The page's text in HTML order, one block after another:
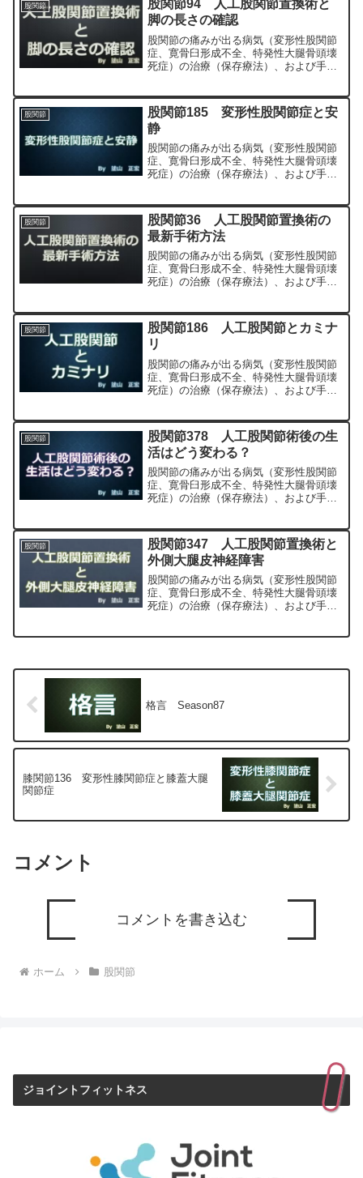
股関節
股関節94 人工股関節置換術と
脚の長さの確認
股関節の痛みが出る病気（変形性股関節
症、寛骨臼形成不全、特発性大腿骨頭壊
死症）の治療（保存療法）、および手術
科専門医（人工関節手術を専門）の塗山
正宏が色々と説明します。
股関節
股関節185 変形性股関節症と安
静
股関節の痛みが出る病気（変形性股関節
症、寛骨臼形成不全、特発性大腿骨頭壊
死症）の治療（保存療法）、および手術
科専門医（人工関節手術を専門）の塗山
正宏が色々と説明します。
股関節
股関節36 人工股関節置換術の
最新手術方法
股関節の痛みが出る病気（変形性股関節
症、寛骨臼形成不全、特発性大腿骨頭壊
死症）の治療（保存療法）、および手術
科専門医（人工関節手術を専門）の塗山
正宏が色々と説明します。
股関節
股関節186 人工股関節とカミナ
リ
股関節の痛みが出る病気（変形性股関節
症、寛骨臼形成不全、特発性大腿骨頭壊
死症）の治療（保存療法）、および手術
科専門医（人工関節手術を専門）の塗山
正宏が色々と説明します。
股関節
股関節378 人工股関節術後の生
活はどう変わる？
股関節の痛みが出る病気（変形性股関節
症、寛骨臼形成不全、特発性大腿骨頭壊
死症）の治療（保存療法）、および手術
科専門医（人工関節手術を専門）の塗山
正宏が色々と説明します。
股関節
股関節347 人工股関節置換術と
外側大腿皮神経障害
股関節の痛みが出る病気（変形性股関節
症、寛骨臼形成不全、特発性大腿骨頭壊
死症）の治療（保存療法）、および手術
格言 Season87
膝関節136 変形性膝関節症と膝蓋大腿
関節症
コメント
コメントを書き込む
ホーム 股関節
ジョイントフィットネス